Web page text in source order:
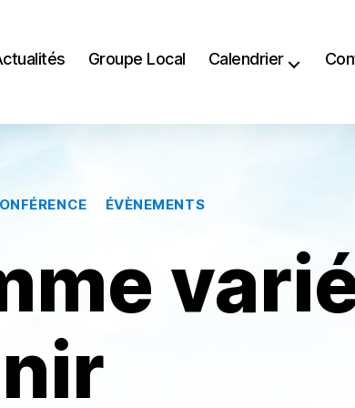
Groupe Local Calendrier
Catégories ÉVÈNEMENTS